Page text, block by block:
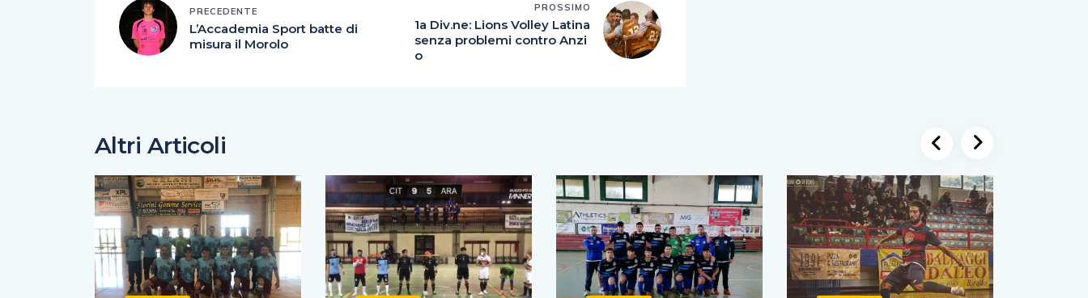
PRECEDENTE
L’Accademia Sport batte di
misura il Morolo
PROSSIMO
1a Div.ne: Lions Volley Latina
senza problemi contro Anzi
o
Altri Articoli